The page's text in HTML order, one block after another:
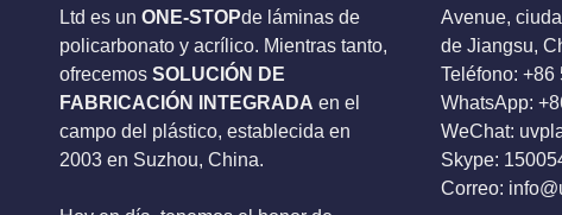
Ltd es un ONE-STOPde láminas de
policarbonato y acrílico. Mientras tanto,
ofrecemos SOLUCIÓN DE
FABRICACIÓN INTEGRADA en el
campo del plástico, establecida en
2003 en Suzhou, China.
Avenue,
de Jiangsu,
Teléfono: +86
WhatsApp:
WeChat:
Skype:
Correo: